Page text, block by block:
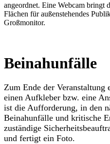
angeordnet. Eine Webcam bringt
Flächen für außenstehendes
Großmonitor.
Beinahunfälle
Zum Ende der Veranstaltung
einen Aufkleber bzw. eine
ist die Aufforderung, in den
Beinahunfälle und kritische
zuständige
und fertigt ein Foto.